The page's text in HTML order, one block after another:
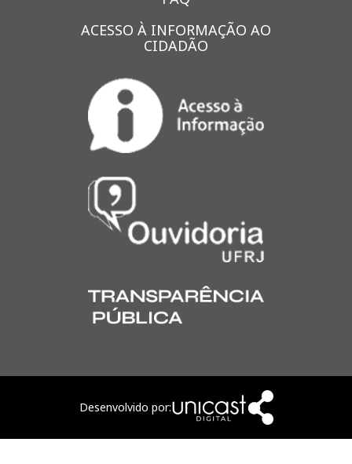
ACESSO À INFORMAÇÃO AO
CIDADÃO
Desenvolvido por: